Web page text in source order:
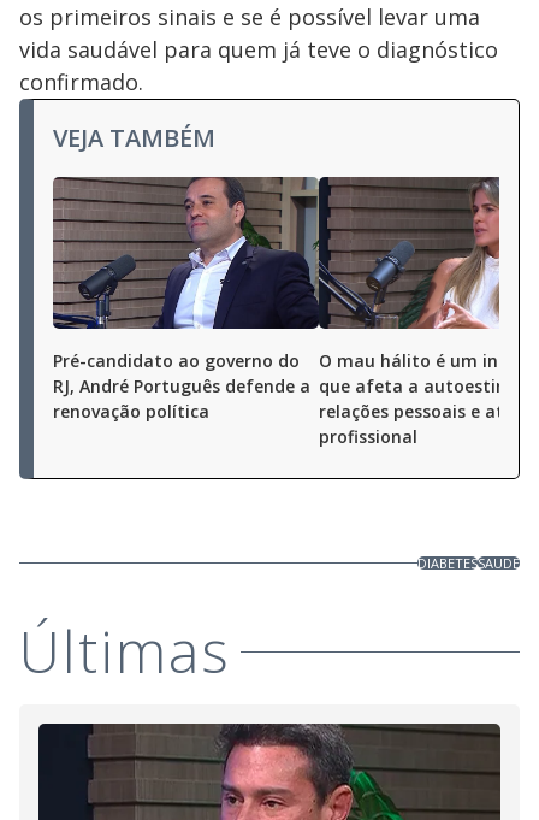
os primeiros sinais e se é possível levar uma
vida saudável para quem já teve o diagnóstico
confirmado.
VEJA TAMBÉM
Pré-candidato ao governo do
RJ, André Português defende a
renovação política
O mau hálito é um
que afeta a autoestima,
relações pessoais e até a
profissional
DIABETESSAUDE
Últimas